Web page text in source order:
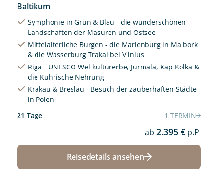
Baltikum
Symphonie in Grün & Blau - die wunderschönen
Landschaften der Masuren und Ostsee
Mittelalterliche Burgen - die Marienburg in Malbork
& die Wasserburg Trakai bei Vilnius
Riga - UNESCO Weltkulturerbe, Jurmala, Kap Kolka &
die Kuhrische Nehrung
Krakau & Breslau - Besuch der zauberhaften Städte
in Polen
21 Tage
1 TERMIN
ab 2.395 € p.P.
Reisedetails ansehen